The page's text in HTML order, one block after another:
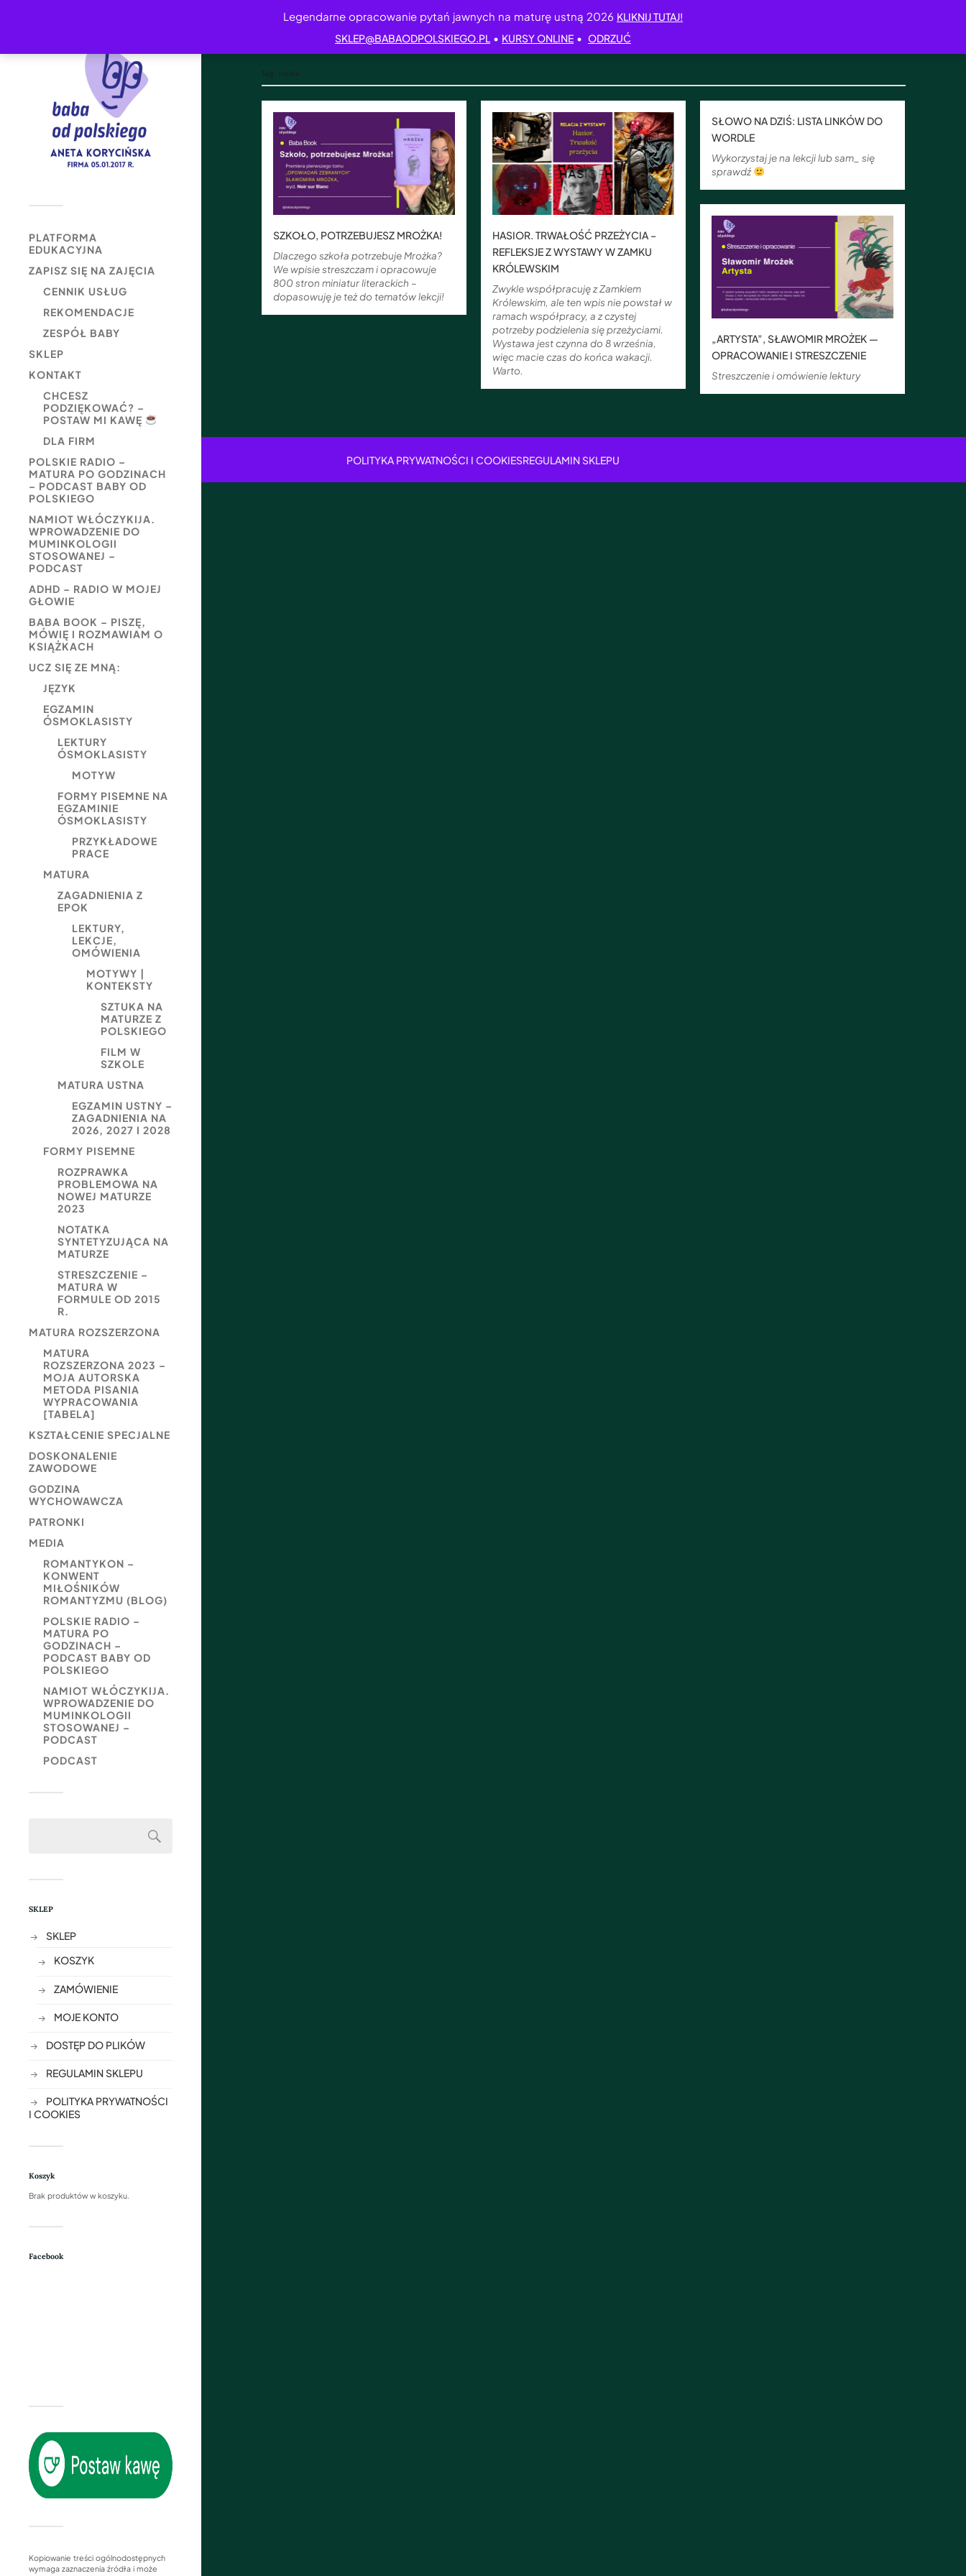
Legendarne opracowanie pytań jawnych na maturę ustną 2026 KLIKNIJ TUTAJ!
SKLEP@BABAODPOLSKIEGO.PL • KURSY ONLINE • ODRZUĆ
PLATFORMA
EDUKACYJNA
ZAPISZ SIĘ NA ZAJĘCIA
CENNIK USŁUG
REKOMENDACJE
ZESPÓŁ BABY
SKLEP
KONTAKT
CHCESZ
PODZIĘKOWAĆ? –
POSTAW MI KAWĘ
DLA FIRM
POLSKIE RADIO –
MATURA PO GODZINACH
– PODCAST BABY OD
POLSKIEGO
NAMIOT WŁÓCZYKIJA.
WPROWADZENIE DO
MUMINKOLOGII
STOSOWANEJ –
PODCAST
ADHD – RADIO W MOJEJ
GŁOWIE
BABA BOOK – PISZĘ,
MÓWIĘ I ROZMAWIAM O
KSIĄŻKACH
UCZ SIĘ ZE MNĄ:
JĘZYK
EGZAMIN
ÓSMOKLASISTY
LEKTURY
ÓSMOKLASISTY
MOTYW
FORMY PISEMNE NA
EGZAMINIE
ÓSMOKLASISTY
PRZYKŁADOWE
PRACE
MATURA
ZAGADNIENIA Z
EPOK
LEKTURY,
LEKCJE,
OMÓWIENIA
MOTYWY |
KONTEKSTY
SZTUKA NA
MATURZE Z
POLSKIEGO
FILM W
SZKOLE
MATURA USTNA
EGZAMIN USTNY –
ZAGADNIENIA NA
2026, 2027 I 2028
FORMY PISEMNE
ROZPRAWKA
PROBLEMOWA NA
NOWEJ MATURZE
2023
NOTATKA
SYNTETYZUJĄCA NA
MATURZE
STRESZCZENIE –
MATURA W
FORMULE OD 2015
R.
MATURA ROZSZERZONA
MATURA
ROZSZERZONA 2023 –
MOJA AUTORSKA
METODA PISANIA
WYPRACOWANIA
[TABELA]
KSZTAŁCENIE SPECJALNE
DOSKONALENIE
ZAWODOWE
GODZINA
WYCHOWAWCZA
PATRONKI
MEDIA
ROMANTYKON –
KONWENT
MIŁOŚNIKÓW
ROMANTYZMU (BLOG)
POLSKIE RADIO –
MATURA PO
GODZINACH –
PODCAST BABY OD
POLSKIEGO
NAMIOT WŁÓCZYKIJA.
WPROWADZENIE DO
MUMINKOLOGII
STOSOWANEJ –
PODCAST
PODCAST
SKLEP
SKLEP
KOSZYK
ZAMÓWIENIE
MOJE KONTO
DOSTĘP DO PLIKÓW
REGULAMIN SKLEPU
POLITYKA PRYWATNOŚCI
I COOKIES
Koszyk
Brak produktów w koszyku.
Facebook
Kopiowanie treści ogólnodostępnych
wymaga zaznaczenia źródła i może
SZKOŁO, POTRZEBUJESZ MROŻKA!
Dlaczego szkoła potrzebuje Mrożka?
We wpisie streszczam i opracowuje
800 stron miniatur literackich –
dopasowuję je też do tematów lekcji!
HASIOR. TRWAŁOŚĆ PRZEŻYCIA –
REFLEKSJE Z WYSTAWY W ZAMKU
KRÓLEWSKIM
Zwykle współpracuję z Zamkiem
Królewskim, ale ten wpis nie powstał w
ramach współpracy, a z czystej
potrzeby podzielenia się przeżyciami.
Wystawa jest czynna do 8 września,
więc macie czas do końca wakacji.
Warto.
SŁOWO NA DZIŚ: LISTA LINKÓW DO
WORDLE
Wykorzystaj je na lekcji lub sam_ się
sprawdź
„ARTYSTA”, SŁAWOMIR MROŻEK —
OPRACOWANIE I STRESZCZENIE
Streszczenie i omówienie lektury
POLITYKA PRYWATNOŚCI I COOKIESREGULAMIN SKLEPU